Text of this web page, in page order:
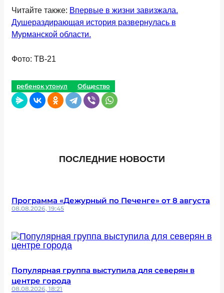
Читайте также: Впервые в жизни завизжала.
Душераздирающая история развернулась в
Мурманской области.
Фото: ТВ-21
ребенок утонул Общество
ПОСЛЕДНИЕ НОВОСТИ
Программа «Дежурный по Печенге» от 8 августа
08.08.2026, 19:45
Популярная группа выступила для северян в
центре города
08.08.2026, 18:21